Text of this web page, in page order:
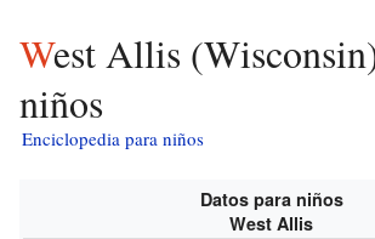
West Allis (Wisconsin) para
niños
Enciclopedia para niños
Datos para niños
West Allis